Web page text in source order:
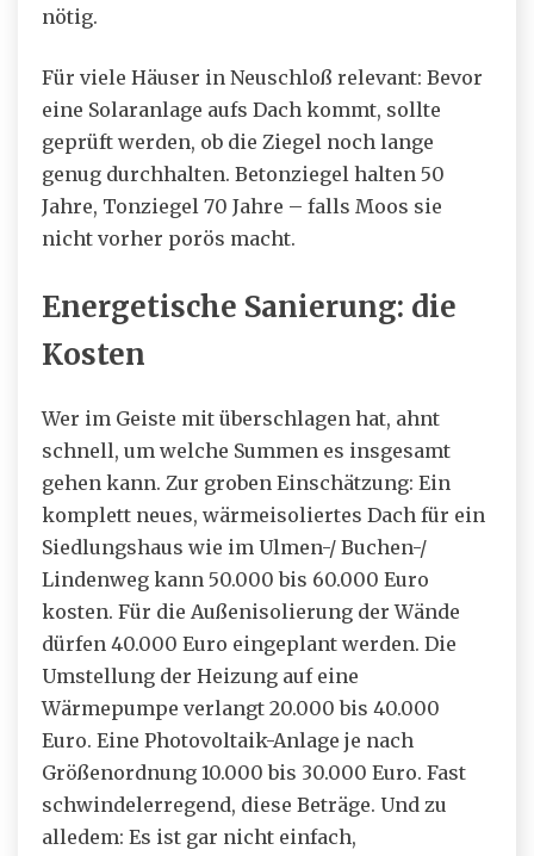
nötig.
Für viele Häuser in Neuschloß relevant: Bevor
eine Solaranlage aufs Dach kommt, sollte
geprüft werden, ob die Ziegel noch lange
genug durchhalten. Betonziegel halten 50
Jahre, Tonziegel 70 Jahre – falls Moos sie
nicht vorher porös macht.
Energetische Sanierung: die
Kosten
Wer im Geiste mit überschlagen hat, ahnt
schnell, um welche Summen es insgesamt
gehen kann. Zur groben Einschätzung: Ein
komplett neues, wärmeisoliertes Dach für ein
Siedlungshaus wie im Ulmen-/ Buchen-/
Lindenweg kann 50.000 bis 60.000 Euro
kosten. Für die Außenisolierung der Wände
dürfen 40.000 Euro eingeplant werden. Die
Umstellung der Heizung auf eine
Wärmepumpe verlangt 20.000 bis 40.000
Euro. Eine Photovoltaik-Anlage je nach
Größenordnung 10.000 bis 30.000 Euro. Fast
schwindelerregend, diese Beträge. Und zu
alledem: Es ist gar nicht einfach,